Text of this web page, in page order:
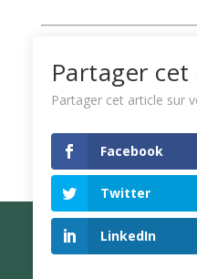
© Xavier Raufer -
Partager
Partager cet article sur
Facebook
Twitter
LinkedIn